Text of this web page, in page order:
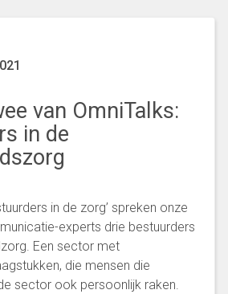
van OmniTalks:
in de
in de zorg’ spreken onze
experts drie bestuurders
Een sector met
die mensen die
sector ook persoonlijk raken.